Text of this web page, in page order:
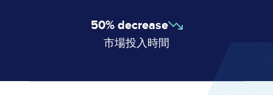
50% decrease
市場投入時間